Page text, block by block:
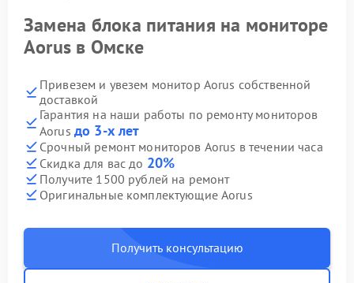
Замена блока питания на мониторе
Aorus в Омске
Привезем и увезем монитор Aorus собственной
доставкой
Гарантия на наши работы по ремонту мониторов
Aorus до 3-х лет
Срочный ремонт мониторов Aorus в течении часа
Скидка для вас до 20%
Получите 1500 рублей на ремонт
Оригинальные комплектующие Aorus
Получить консультацию